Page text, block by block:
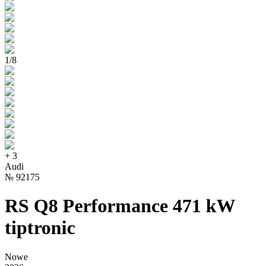
1/8
+ 3
Audi
№ 92175
RS Q8 Performance 471 kW
tiptronic
Nowe